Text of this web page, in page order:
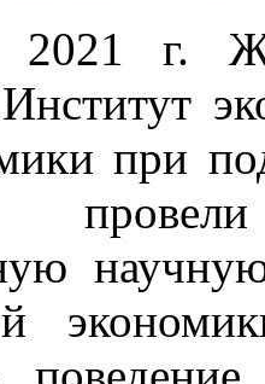
г.
Институт
при